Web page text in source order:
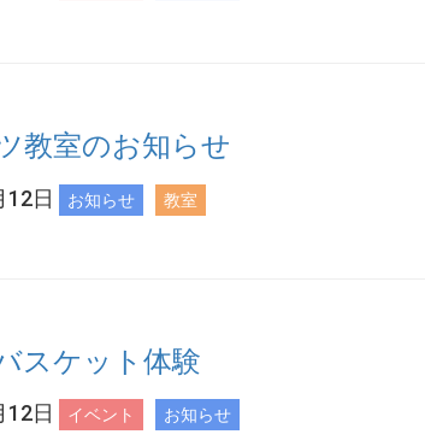
教室のお知らせ
12日 お知らせ 教室
スケット体験
12日 イベント お知らせ